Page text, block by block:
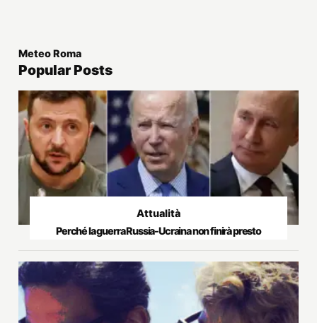
Meteo Roma
Popular Posts
Attualità
Perché la guerra Russia-Ucraina non finirà presto